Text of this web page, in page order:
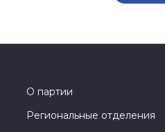
О партии
Региональные отделения